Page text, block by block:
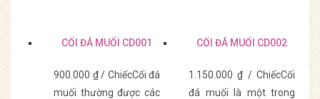
CỐI ĐÁ MUỐI CD001
900.000 ₫ / ChiếcCối đá
muối thường được các
CỐI ĐÁ MUỐI CD002
1.150.000 ₫ / ChiếcCối
đá muối là một trong